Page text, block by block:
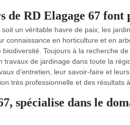
de RD Elagage 67 font
un véritable havre de paix, les
connaissance en horticulture et en
biodiversité. Toujours à la recherche
travaux de jardinage dans toute la
d’entretien, leur savoir-faire et
très professionnelle et des résultats
spécialise dans le